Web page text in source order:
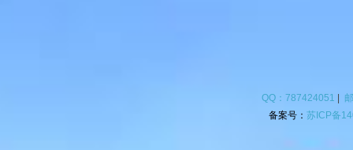
QQ：787424051
备案号： 苏ICP备